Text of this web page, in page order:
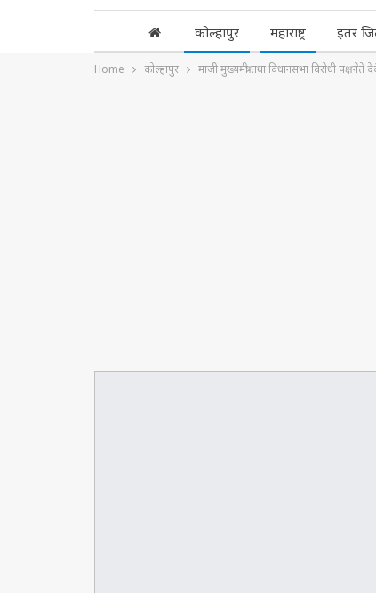
कोल्हापुर महाराष्ट्र इतर
Home कोल्हापुर माजी मुख्यमंत्री तथा विधानसभा विरोधी